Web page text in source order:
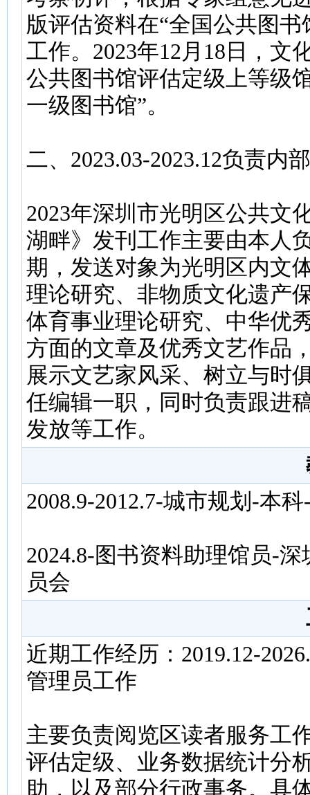
版评估资料在“全国公共图
工作。2023年12月18日，文
公共图书馆评估定级上等级
一级图书馆”。
二、2023.03-2023.12负责内
2023年深圳市光明区公共文
湖畔》发刊工作主要由本人
期，发送对象为光明区内文
理论研究、非物质文化遗产
体育事业理论研究、中华优
方面的文章及优秀文艺作品
展示文艺家风采、树立与时
任编辑一职，同时负责跟进
发放等工作。
2008.9-2012.7-城市规划-本
2024.8-图书资料助理馆员-
员会
近期工作经历：2019.12-
管理员工作
主要负责阅览区读者服务工
评估定级、业务数据统计分
助，以及部分行政事务。具